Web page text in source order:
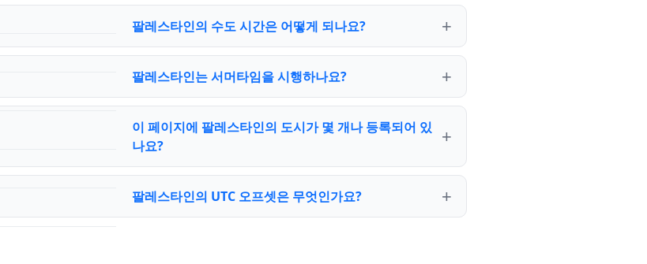
팔레스타인의 수도 시간은 어떻게 되나요?
팔레스타인는 서머타임을 시행하나요?
이 페이지에 팔레스타인의 도시가 몇 개나 등록되어 있
나요?
팔레스타인의 UTC 오프셋은 무엇인가요?